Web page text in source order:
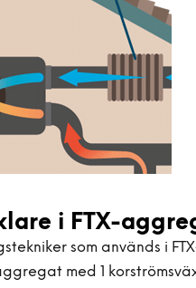
i FTX-
som används i
med 1